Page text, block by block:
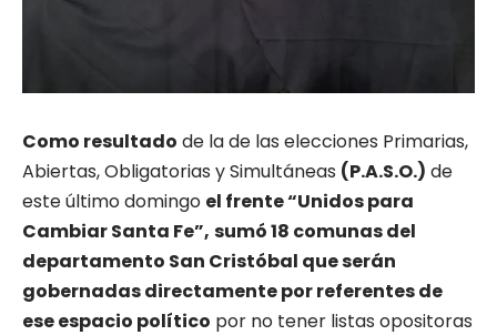
Como resultado de la de las elecciones Primarias,
Abiertas, Obligatorias y Simultáneas (P.A.S.O.) de
este último domingo el frente “Unidos para
Cambiar Santa Fe”, sumó 18 comunas del
departamento San Cristóbal que serán
gobernadas directamente por referentes de
ese espacio político por no tener listas opositoras